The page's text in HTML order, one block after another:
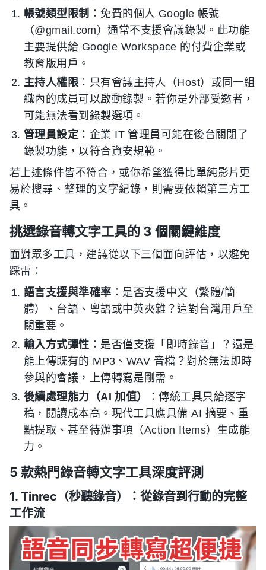
帳號類型限制 ：免費的個人 Google 帳號
（@gmail.com）通常不支援會議錄製。此功能
主要提供給 Google Workspace 的付費企業或
教育版用戶。
主持人權限 ：只有會議主持人（Host）或同一組
織內的成員可以啟動錄製。若你是外部受邀者，
可能無法看到錄製選項。
管理員設定：企業 IT 管理員可能在後台關閉了
錄製功能，以符合資安規範。
若上述條件皆不符合，或你希望獲得比單純影片更
易於搜尋、整理的文字紀錄，則需要依賴第三方工
具。
挑選錄音轉文字工具的 3 個關鍵維度
面對眾多工具，建議從以下三個面向評估，以避免
踩雷：
語言支援與準確率 ：是否支援中文（繁體/簡
體）、台語、粵語或中英夾雜？這對台灣用戶至
關重要。
輸入方式彈性 ：是否僅支援「即時錄音」？還是
能上傳既有的 MP3、WAV 音檔？對於無法即時
參與的會議，上傳轉寫是剛需。
後續處理能力（AI 加值）
：傳統工具只給逐字
稿，閱讀成本高。現代工具應具備 AI 摘要、重
點提取、甚至待辦事項（Action Items）生成能
力。
5 款熱門錄音轉文字工具深度評測
1. Tinrec（秒聽錄音）：從錄音到行動的完整
工作流